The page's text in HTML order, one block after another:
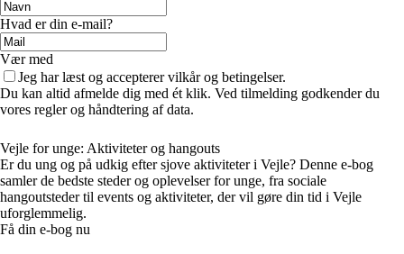
Hvad er din e-mail?
Vær med
Jeg har læst og accepterer vilkår og betingelser.
Du kan altid afmelde dig med ét klik. Ved tilmelding godkender du
vores regler og håndtering af data.
Vejle for unge: Aktiviteter og hangouts
Er du ung og på udkig efter sjove aktiviteter i Vejle? Denne e-bog
samler de bedste steder og oplevelser for unge, fra sociale
hangoutsteder til events og aktiviteter, der vil gøre din tid i Vejle
uforglemmelig.
Få din e-bog nu